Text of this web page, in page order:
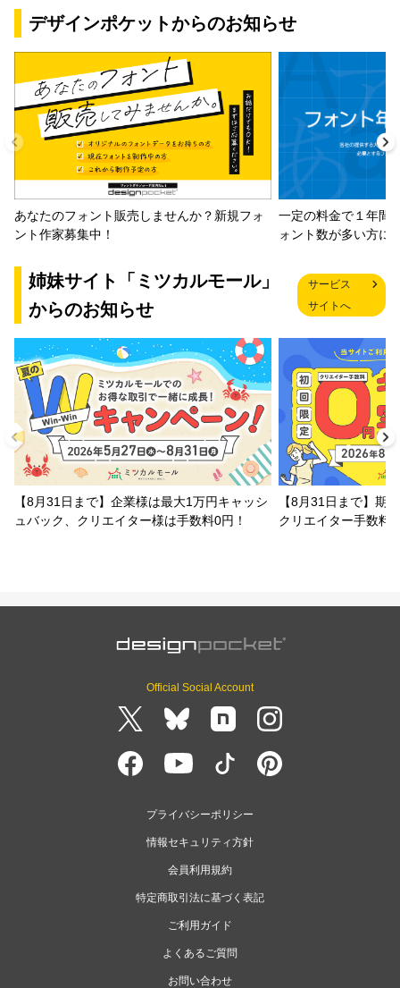
デザインポケットからのお知らせ
あなたのフォント販売しませんか？新規フォ
ント作家募集中！
一定の料金で１年間
ォント数が多い方に
姉妹サイト「ミツカルモール」
からのお知らせ
サービス
サイトへ
【8月31日まで】企業様は最大1万円キャッシ
ュバック、クリエイター様は手数料0円！
【8月31日まで】期
クリエイター手数料
Official Social Account
プライバシーポリシー
情報セキュリティ方針
会員利用規約
特定商取引法に基づく表記
ご利用ガイド
よくあるご質問
お問い合わせ